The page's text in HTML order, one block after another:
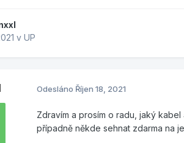
v UP
Odesláno Říjen 18, 2021
Zdravím a prosím o radu, jaký
případně někde sehnat zdarma na